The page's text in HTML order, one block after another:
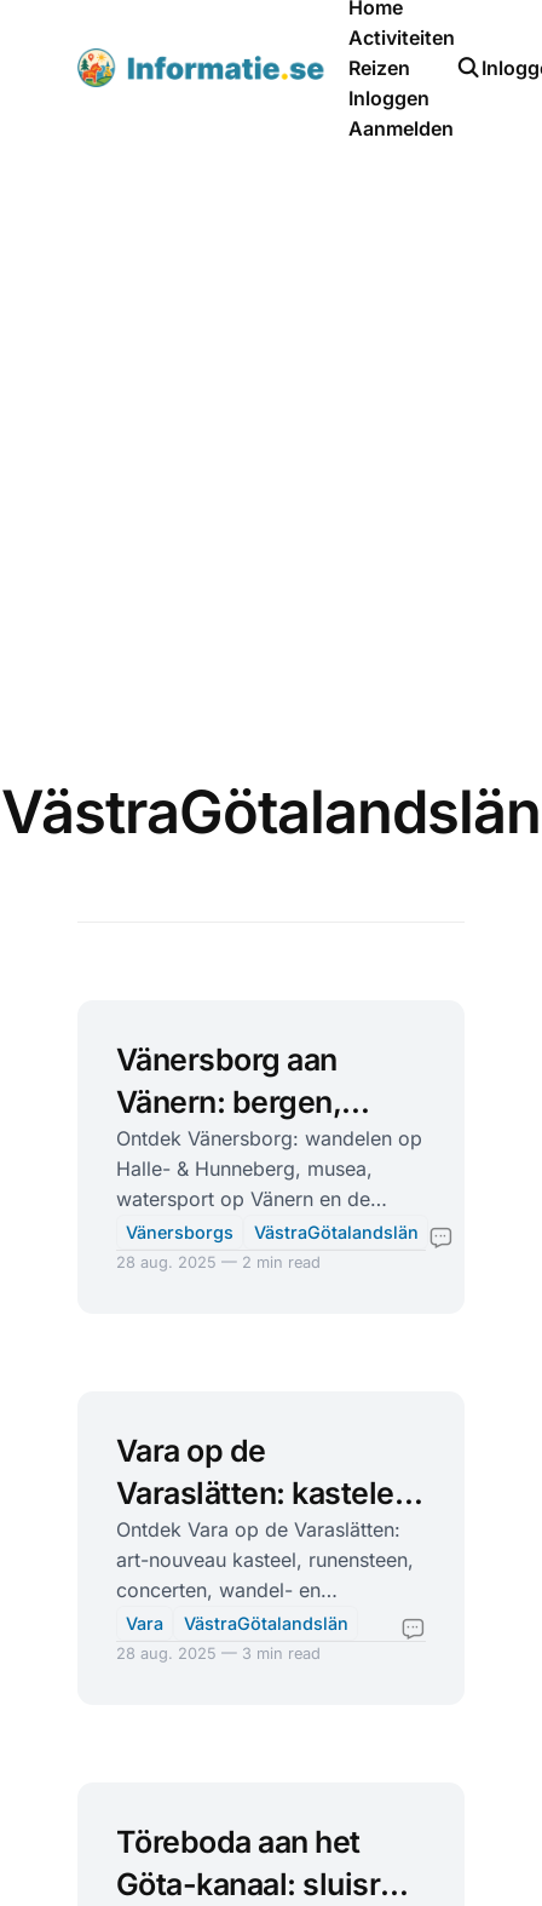
Home
Activiteiten
Reizen
Inloggen
Aanmelden
VästraGötalandslän
Vänersborg aan
Vänern: bergen,
sluizen en
verrassend veel
cultuur
Ontdek Vänersborg: wandelen op
Halle- & Hunneberg, musea,
watersport op Vänern en de
beroemde sluizen bij Trollhättan.
Vänersborgs VästraGötalandslän
28 aug. 2025 — 2 min read
Vara op de
Varaslätten: kastelen,
runen en
plattelandsrust
Ontdek Vara op de Varaslätten:
art-nouveau kasteel, runensteen,
concerten, wandel- en
fietsroutes, zwembaden en
gezellig dorpsleven.
Vara VästraGötalandslän
28 aug. 2025 — 3 min read
Töreboda aan het
Göta-kanaal: sluisrust